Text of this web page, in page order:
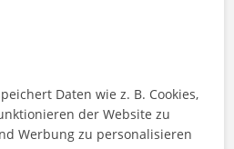
Rätsel macht. Willst
Mathe zu einem einfach lösbaren
haben und gleichzeitig lernen?
Daten wie z. B. Cookies,
der Website zu
Werbung zu personalisieren